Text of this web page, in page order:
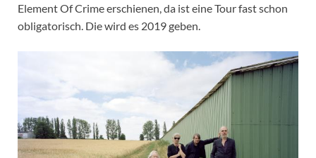
Element Of Crime erschienen, da ist eine Tour fast schon
obligatorisch. Die wird es 2019 geben.